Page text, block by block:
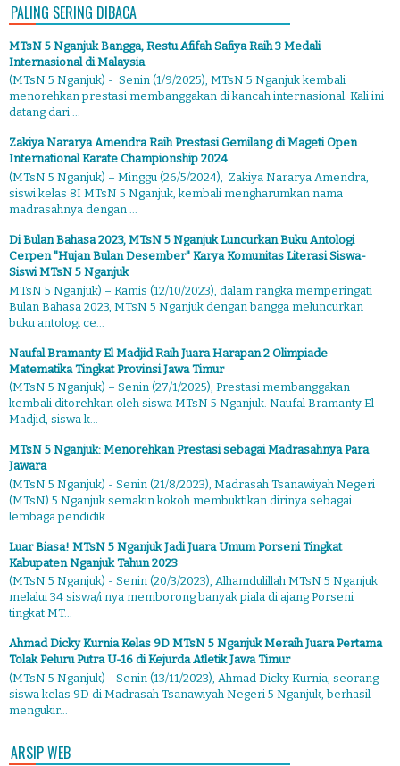
PALING SERING DIBACA
MTsN 5 Nganjuk Bangga, Restu Afifah Safiya Raih 3 Medali
Internasional di Malaysia
(MTsN 5 Nganjuk) - Senin (1/9/2025), MTsN 5 Nganjuk kembali
menorehkan prestasi membanggakan di kancah internasional. Kali ini
datang dari ...
Zakiya Nararya Amendra Raih Prestasi Gemilang di Mageti Open
International Karate Championship 2024
(MTsN 5 Nganjuk) – Minggu (26/5/2024), Zakiya Nararya Amendra,
siswi kelas 8I MTsN 5 Nganjuk, kembali mengharumkan nama
madrasahnya dengan ...
Di Bulan Bahasa 2023, MTsN 5 Nganjuk Luncurkan Buku Antologi
Cerpen "Hujan Bulan Desember" Karya Komunitas Literasi Siswa-
Siswi MTsN 5 Nganjuk
MTsN 5 Nganjuk) – Kamis (12/10/2023), dalam rangka memperingati
Bulan Bahasa 2023, MTsN 5 Nganjuk dengan bangga meluncurkan
buku antologi ce...
Naufal Bramanty El Madjid Raih Juara Harapan 2 Olimpiade
Matematika Tingkat Provinsi Jawa Timur
(MTsN 5 Nganjuk) – Senin (27/1/2025), Prestasi membanggakan
kembali ditorehkan oleh siswa MTsN 5 Nganjuk. Naufal Bramanty El
Madjid, siswa k...
MTsN 5 Nganjuk: Menorehkan Prestasi sebagai Madrasahnya Para
Jawara
(MTsN 5 Nganjuk) - Senin (21/8/2023), Madrasah Tsanawiyah Negeri
(MTsN) 5 Nganjuk semakin kokoh membuktikan dirinya sebagai
lembaga pendidik...
Luar Biasa! MTsN 5 Nganjuk Jadi Juara Umum Porseni Tingkat
Kabupaten Nganjuk Tahun 2023
(MTsN 5 Nganjuk) - Senin (20/3/2023), Alhamdulillah MTsN 5 Nganjuk
melalui 34 siswa/i nya memborong banyak piala di ajang Porseni
tingkat MT...
Ahmad Dicky Kurnia Kelas 9D MTsN 5 Nganjuk Meraih Juara Pertama
Tolak Peluru Putra U-16 di Kejurda Atletik Jawa Timur
(MTsN 5 Nganjuk) - Senin (13/11/2023), Ahmad Dicky Kurnia, seorang
siswa kelas 9D di Madrasah Tsanawiyah Negeri 5 Nganjuk, berhasil
mengukir...
ARSIP WEB